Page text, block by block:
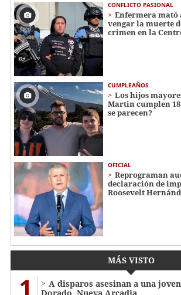
CONFLICTO PASIONAL
Enfermera mató
vengar la muerte
crimen en la
CUMPLEAÑOS
Los hijos
Martin cumplen
se parecen?
OFICIAL
Reprograman
declaración de
Roosevelt
MÁS VISTO
1
A disparos asesinan a una